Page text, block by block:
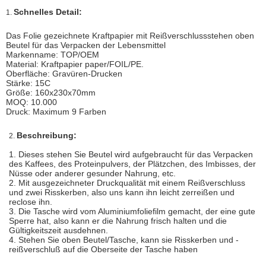
1. Schnelles Detail:
Das Folie gezeichnete Kraftpapier mit Reißverschlussstehen oben
Beutel für das Verpacken der Lebensmittel
Markenname: TOP/OEM
Material: Kraftpapier paper/FOIL/PE.
Oberfläche: Gravüren-Drucken
Stärke: 15C
Größe: 160x230x70mm
MOQ: 10.000
Druck: Maximum 9 Farben
2. Beschreibung:
1. Dieses stehen Sie Beutel wird aufgebraucht für das Verpacken
des Kaffees, des Proteinpulvers, der Plätzchen, des Imbisses, der
Nüsse oder anderer gesunder Nahrung, etc.
2. Mit ausgezeichneter Druckqualität mit einem Reißverschluss
und zwei Risskerben, also uns kann ihn leicht zerreißen und
reclose ihn.
3. Die Tasche wird vom Aluminiumfoliefilm gemacht, der eine gute
Sperre hat, also kann er die Nahrung frisch halten und die
Gültigkeitszeit ausdehnen.
4. Stehen Sie oben Beutel/Tasche, kann sie Risskerben und -
reißverschluß auf die Oberseite der Tasche haben